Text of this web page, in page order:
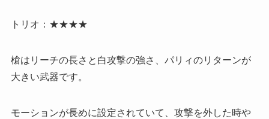
トリオ：★★★★
槍はリーチの長さと白攻撃の強さ、パリィのリターンが
大きい武器です。
モーションが長めに設定されていて、攻撃を外した時や